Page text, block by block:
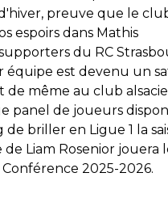
preuve que le
espoirs dans Mathis
du RC
équipe est devenu un
de même au club
panel de joueurs
briller en Ligue 1 la
Liam Rosenior jouera
2025-2026.